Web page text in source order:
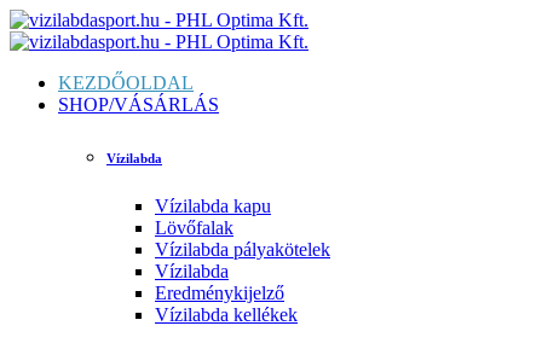
KEZDŐOLDAL
SHOP/VÁSÁRLÁS
Vízilabda
Vízilabda kapu
Lövőfalak
Vízilabda pályakötelek
Vízilabda
Eredménykijelző
Vízilabda kellékek